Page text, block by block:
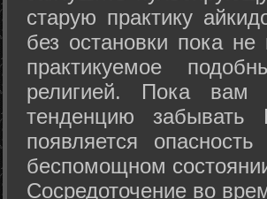
старую практику
без остановки пока не
практикуемое
религией. Пока
тенденцию
появляется
беспомощном
Сосредоточение во